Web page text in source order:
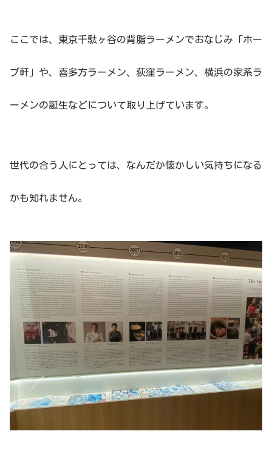
ここでは、東京千駄ヶ谷の背脂ラーメンでおなじみ「ホー
プ軒」や、喜多方ラーメン、荻窪ラーメン、横浜の家系ラ
ーメンの誕生などについて取り上げています。
世代の合う人にとっては、なんだか懐かしい気持ちになる
かも知れません。